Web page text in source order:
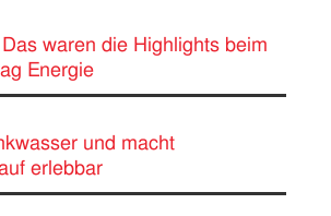
waren die Highlights beim
Energie
und macht
erlebbar